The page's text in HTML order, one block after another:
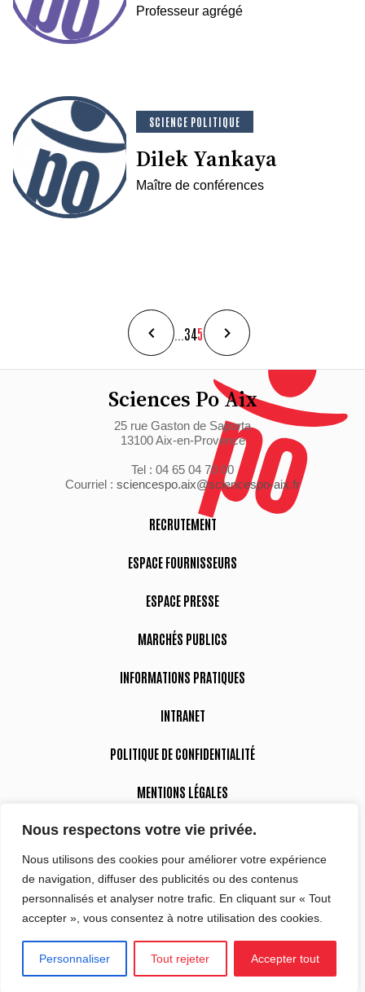
Nous respectons votre vie privée.
Nous utilisons des cookies pour améliorer votre expérience
de navigation, diffuser des publicités ou des contenus
personnalisés et analyser notre trafic. En cliquant sur « Tout
accepter », vous consentez à notre utilisation des cookies.
Personnaliser Tout rejeter Accepter tout
Professeur agrégé
SCIENCE POLITIQUE
Dilek Yankaya
Maître de conférences
345
Sciences Po Aix
25 rue Gaston de Saporta
13100 Aix-en-Provence
Tel : 04 65 04 70 00
Courriel : sciencespo.aix@sciencespo-aix.fr
RECRUTEMENT
ESPACE FOURNISSEURS
ESPACE PRESSE
MARCHÉS PUBLICS
INFORMATIONS PRATIQUES
INTRANET
POLITIQUE DE CONFIDENTIALITÉ
MENTIONS LÉGALES
DÉCLARATION D’ACCESSIBILITÉ
Site réalisé par Intuitiv-Interactive
Tous droits réservés Sciences Po Aix 2022
Suivez-nous